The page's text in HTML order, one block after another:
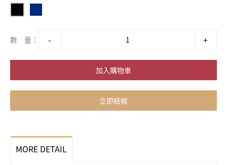
數 量：
加入購物車
立即結帳
MORE DETAIL